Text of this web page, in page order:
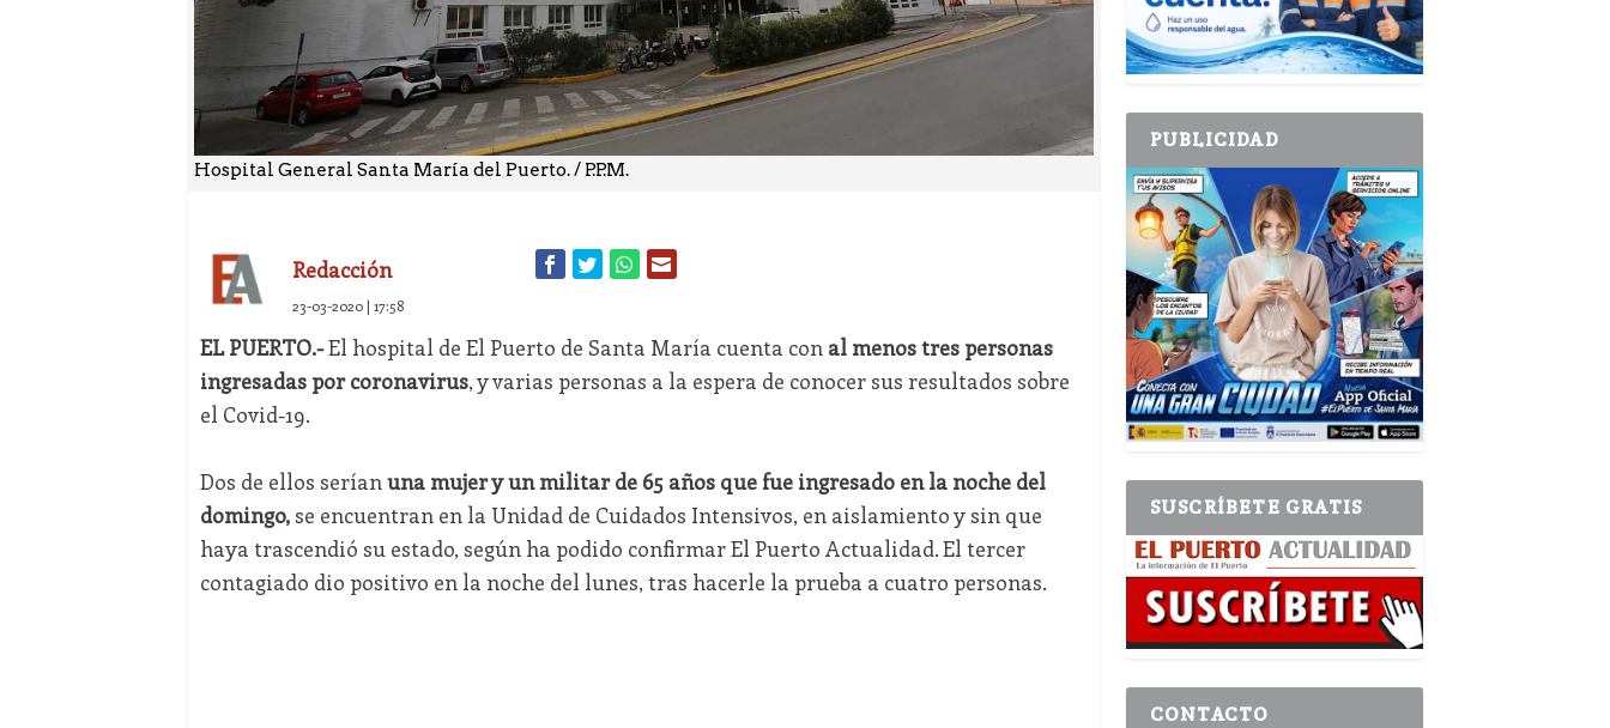
Hospital General Santa María del Puerto. / P.P.M.
Redacción
23-03-2020 | 17:58
EL PUERTO.-El hospital de El Puerto de Santa María cuenta con al menos tres personas
ingresadas por coronavirus, y varias personas a la espera de conocer sus resultados sobre
el Covid-19.
Dos de ellos seríanuna mujer y un militar de 65 años que fue ingresado en la noche del
domingo,se encuentran en la Unidad de Cuidados Intensivos, en aislamiento y sin que
haya trascendió su estado, según ha podido confirmar El Puerto Actualidad. El tercer
contagiado dio positivo en la noche del lunes, tras hacerle la prueba a cuatro personas.
PUBLICIDAD
SUSCRÍBETE GRATIS
CONTACTO